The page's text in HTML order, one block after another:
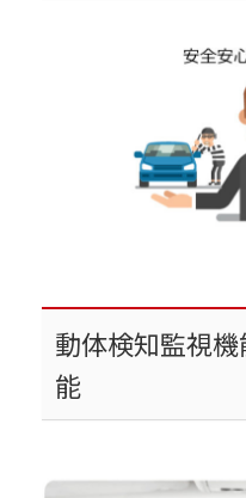
動体検知監視
能